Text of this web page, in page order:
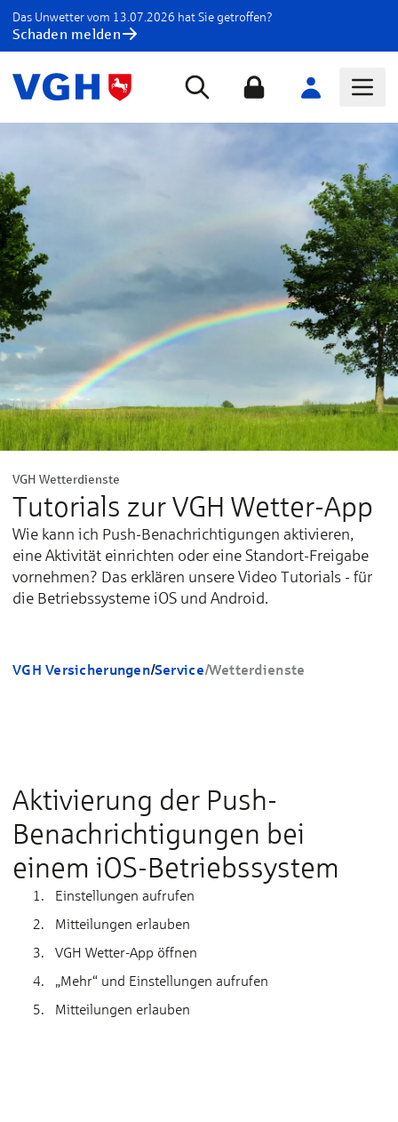
Das Unwetter vom 13.07.2026 hat Sie getroffen?
Schaden melden
VGH Wetterdienste
Tutorials zur VGH Wetter-App
Wie kann ich Push-Benachrichtigungen aktivieren,
eine Aktivität einrichten oder eine Standort-Freigabe
vornehmen? Das erklären unsere Video Tutorials - für
die Betriebssysteme iOS und Android.
VGH Versicherungen/Service/Wetterdienste
Aktivierung der Push-
Benachrichtigungen bei
einem iOS-Betriebssystem
Einstellungen aufrufen
Mitteilungen erlauben
VGH Wetter-App öffnen
„Mehr“ und Einstellungen aufrufen
Mitteilungen erlauben